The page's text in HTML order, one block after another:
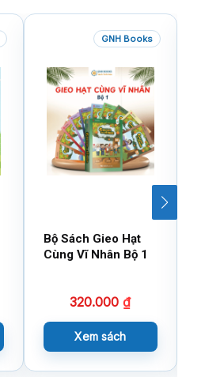
GNH Books
Bộ Sách Gieo Hạt
Cùng Vĩ Nhân Bộ 1
320.000₫
Xem sách